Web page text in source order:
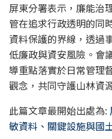
屏東分署表示，廉能治
管在追求行政透明的同
資料保護的界線，透過
低廉政與資安風險。會
導重點落實於日常管理
觀念，共同守護山林資
此篇文章最開始出處為:
敏資料、關鍵設施與國